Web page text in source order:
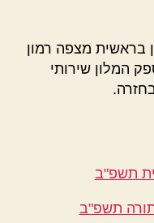
בראשית מצפה רמון
המלון שירותי
תשפ"ב
תשפ"ב